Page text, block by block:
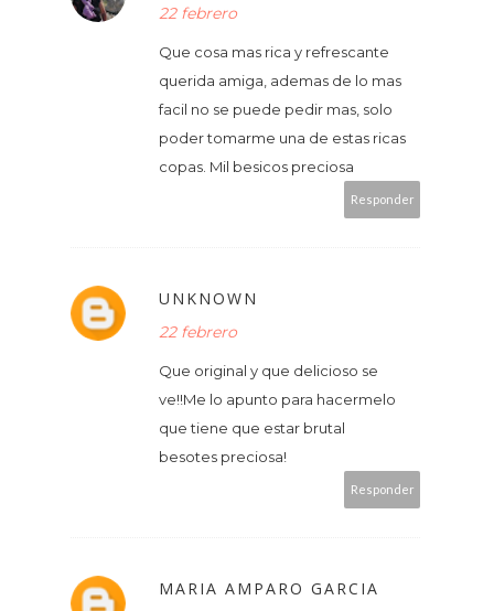
22 febrero
Que cosa mas rica y refrescante
querida amiga, ademas de lo mas
facil no se puede pedir mas, solo
poder tomarme una de estas ricas
copas. Mil besicos preciosa
Responder
UNKNOWN
22 febrero
Que original y que delicioso se
ve!!Me lo apunto para hacermelo
que tiene que estar brutal
besotes preciosa!
Responder
MARIA AMPARO GARCIA